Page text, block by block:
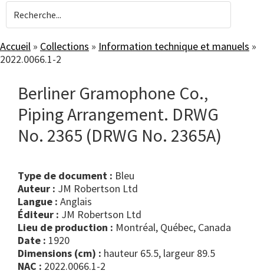
Accueil » Collections » Information technique et manuels »
2022.0066.1-2
Berliner Gramophone Co.,
Piping Arrangement. DRWG
No. 2365 (DRWG No. 2365A)
Type de document :
bleu
Auteur : JM Robertson Ltd
Langue : Anglais
Éditeur : JM Robertson Ltd
Lieu de production : Montréal, Québec, Canada
Date : 1920
Dimensions (cm) : hauteur 65.5, largeur 89.5
NAC : 2022.0066.1-2